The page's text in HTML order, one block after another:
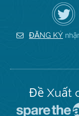
Hãy
theo
dõi
Địa
Hạt
ĐĂNG KÝ
Đề Xuất